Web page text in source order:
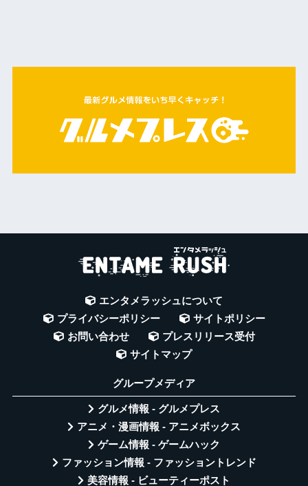
エンタメラッシュについて
プライバシーポリシー
サイトポリシー
お問い合わせ
プレスリリース受付
サイトマップ
グループメディア
グルメ情報 - グルメプレス
アニメ・漫画情報 - アニメボックス
ゲーム情報 - ゲームハック
ファッション情報 - ファッショントレンド
美容情報 - ビューティーポスト